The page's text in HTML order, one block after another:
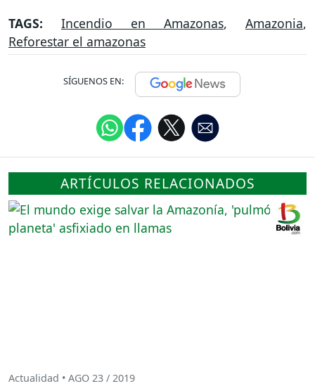
TAGS: Incendio en Amazonas, Amazonia,
Reforestar el amazonas
SÍGUENOS EN:
ARTÍCULOS RELACIONADOS
Actualidad • AGO 23 / 2019